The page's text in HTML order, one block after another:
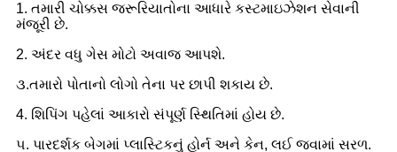
1. તમારી ચોક્કસ જરૂરિયાતોના આધારે કસ્ટમાઇઝેશન સેવાની
મંજૂરી છે.
2. અંદર વધુ ગેસ મોટો અવાજ આપશે.
૩.તમારો પોતાનો લોગો તેના પર છાપી શકાય છે.
4. શિપિંગ પહેલાં આકારો સંપૂર્ણ સ્થિતિમાં હોય છે.
૫. પારદર્શક બેગમાં પ્લાસ્ટિકનું હોર્ન અને કેન, લઈ જવામાં સરળ.